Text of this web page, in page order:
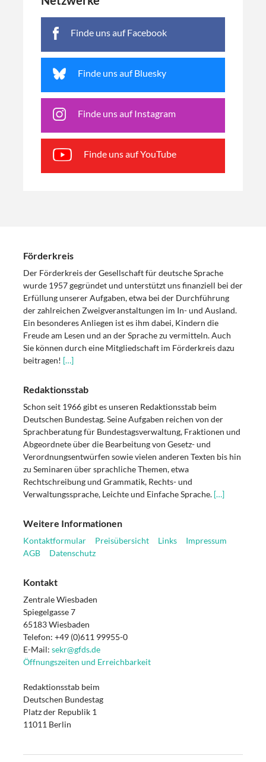
Finde uns auf Facebook
Finde uns auf Bluesky
Finde uns auf Instagram
Finde uns auf YouTube
Förderkreis
Der Förderkreis der Gesellschaft für deutsche Sprache
wurde 1957 gegründet und unterstützt uns finanziell bei der
Erfüllung unserer Aufgaben, etwa bei der Durchführung
der zahlreichen Zweigveranstaltungen im In- und Ausland.
Ein besonderes Anliegen ist es ihm dabei, Kindern die
Freude am Lesen und an der Sprache zu vermitteln. Auch
Sie können durch eine Mitgliedschaft im Förderkreis dazu
beitragen! […]
Redaktionsstab
Schon seit 1966 gibt es unseren Redaktionsstab beim
Deutschen Bundestag. Seine Aufgaben reichen von der
Sprachberatung für Bundestagsverwaltung, Fraktionen und
Abgeordnete über die Bearbeitung von Gesetz- und
Verordnungsentwürfen sowie vielen anderen Texten bis hin
zu Seminaren über sprachliche Themen, etwa
Rechtschreibung und Grammatik, Rechts- und
Verwaltungssprache, Leichte und Einfache Sprache. […]
Weitere Informationen
Kontaktformular Preisübersicht Links
Impressum
AGB
Datenschutz
Kontakt
Zentrale Wiesbaden
Spiegelgasse 7
65183 Wiesbaden
Telefon: +49 (0)611 99955-0
E-Mail: sekr@gfds.de
Öffnungszeiten und Erreichbarkeit
Redaktionsstab beim
Deutschen Bundestag
Platz der Republik 1
11011 Berlin